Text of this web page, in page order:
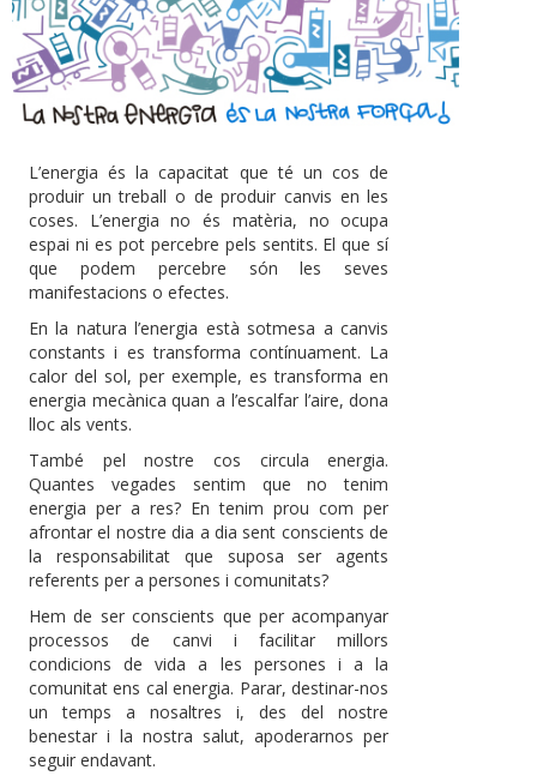
L’energia és la capacitat que té un cos de
produir un treball o de produir canvis en les
coses. L’energia no és matèria, no ocupa
espai ni es pot percebre pels sentits. El que sí
que podem percebre són les seves
manifestacions o efectes.
En la natura l’energia està sotmesa a canvis
constants i es transforma contínuament. La
calor del sol, per exemple, es transforma en
energia mecànica quan a l’escalfar l’aire, dona
lloc als vents.
També pel nostre cos circula energia.
Quantes vegades sentim que no tenim
energia per a res? En tenim prou com per
afrontar el nostre dia a dia sent conscients de
la responsabilitat que suposa ser agents
referents per a persones i comunitats?
Hem de ser conscients que per acompanyar
processos de canvi i facilitar millors
condicions de vida a les persones i a la
comunitat ens cal energia. Parar, destinar-nos
un temps a nosaltres i, des del nostre
benestar i la nostra salut, apoderarnos per
seguir endavant.